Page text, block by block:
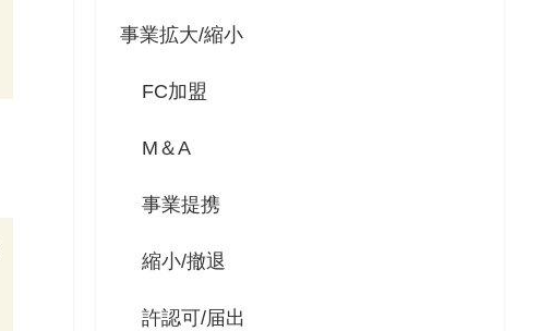
事業拡大/縮小
FC加盟
M＆A
事業提携
縮小/撤退
許認可/届出